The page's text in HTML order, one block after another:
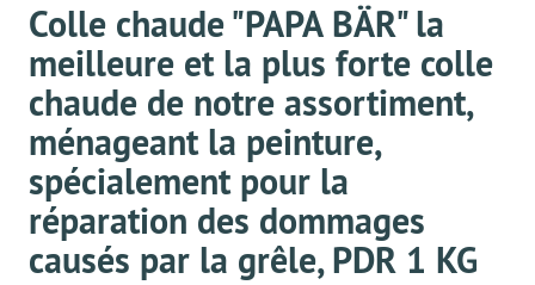
Colle chaude "PAPA BÄR" la
meilleure et la plus forte colle
chaude de notre assortiment,
ménageant la peinture,
spécialement pour la
réparation des dommages
causés par la grêle, PDR 1 KG